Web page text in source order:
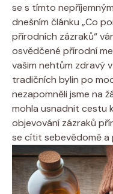
se s tímto
dnešním článku „Co
přírodních zázraků“
osvědčené přírodní
vašim nehtům zdravý
tradičních bylin po
nezapomněli jsme na
mohla usnadnit cestu
objevování zázraků
se cítit sebevědomě a